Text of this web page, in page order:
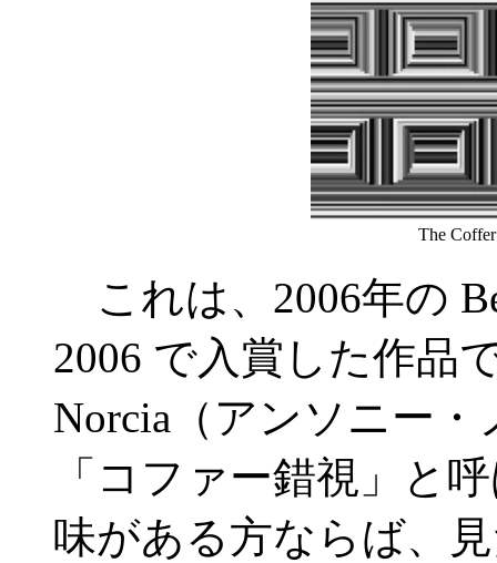
The
これは、2006年の
2006 で入賞した作品
Norcia（アンソニー
「コファー錯視」と
味がある方ならば、